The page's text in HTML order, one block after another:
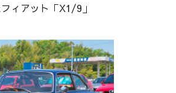
ィアット「X1/9」